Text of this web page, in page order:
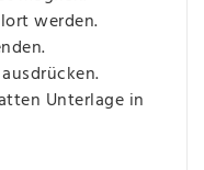
werden.
Unterlage in